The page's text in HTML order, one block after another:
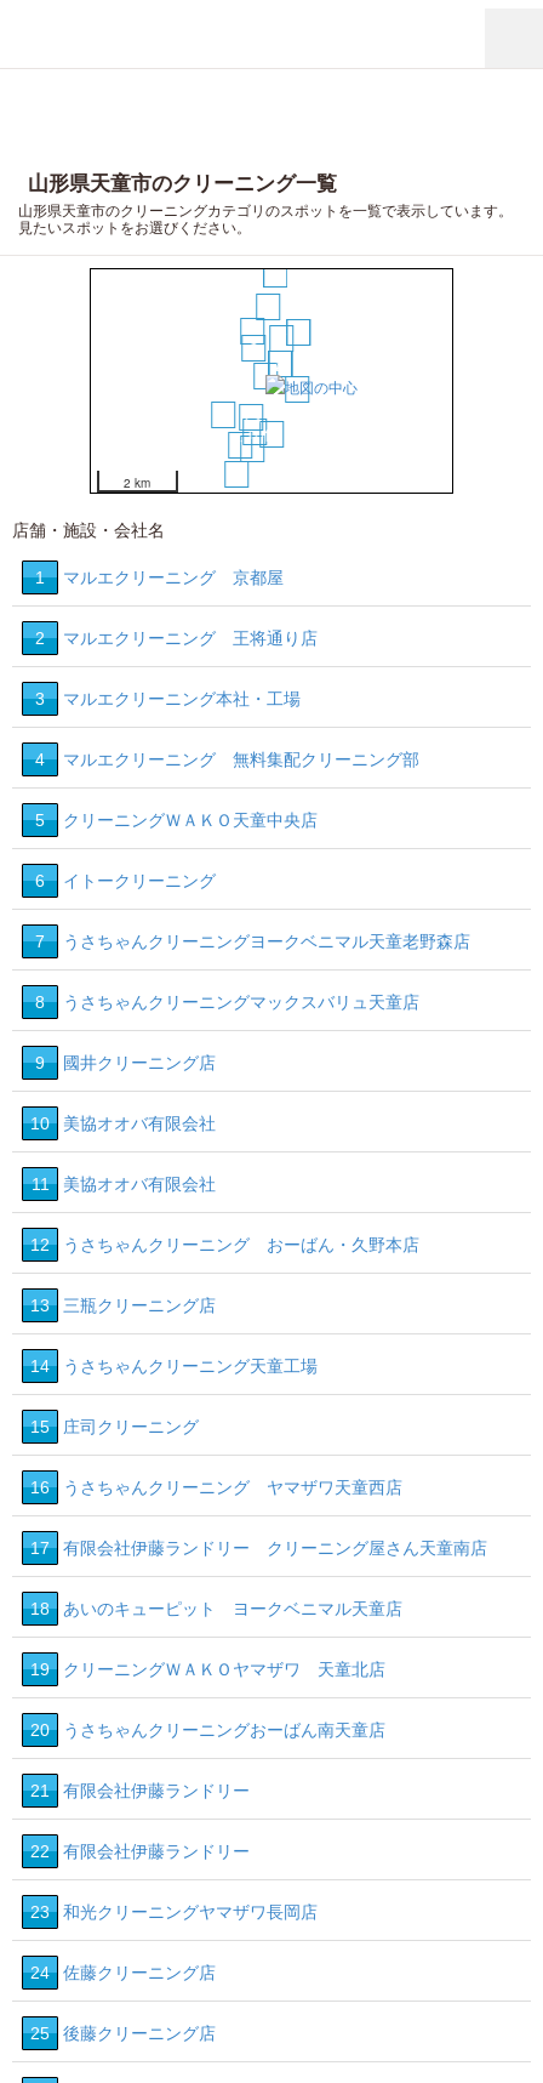
山形県天童市のクリーニング一覧
山形県天童市のクリーニングカテゴリのスポットを一覧で表示しています。
見たいスポットをお選びください。
1234
5
6
8
9 10
11
13
14
15
1718
19
2 km
店舗・施設・会社名
1 マルエクリーニング 京都屋
2 マルエクリーニング 王将通り店
3 マルエクリーニング本社・工場
4 マルエクリーニング 無料集配クリーニング部
5 クリーニングＷＡＫＯ天童中央店
6 イトークリーニング
7 うさちゃんクリーニングヨークベニマル天童老野森店
8 うさちゃんクリーニングマックスバリュ天童店
9 國井クリーニング店
10 美協オオバ有限会社
11 美協オオバ有限会社
12 うさちゃんクリーニング おーばん・久野本店
13 三瓶クリーニング店
14 うさちゃんクリーニング天童工場
15 庄司クリーニング
16 うさちゃんクリーニング ヤマザワ天童西店
17 有限会社伊藤ランドリー クリーニング屋さん天童南店
18 あいのキューピット ヨークベニマル天童店
19 クリーニングＷＡＫＯヤマザワ 天童北店
20 うさちゃんクリーニングおーばん南天童店
21 有限会社伊藤ランドリー
22 有限会社伊藤ランドリー
23 和光クリーニングヤマザワ長岡店
24 佐藤クリーニング店
25 後藤クリーニング店